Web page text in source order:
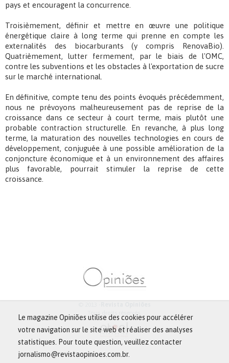
pays et encouragent la concurrence.
Troisièmement, définir et mettre en œuvre une politique
énergétique claire à long terme qui prenne en compte les
externalités des biocarburants (y compris RenovaBio).
Quatrièmement, lutter fermement, par le biais de l'OMC,
contre les subventions et les obstacles à l'exportation de sucre
sur le marché international.
En définitive, compte tenu des points évoqués précédemment,
nous ne prévoyons malheureusement pas de reprise de la
croissance dans ce secteur à court terme, mais plutôt une
probable contraction structurelle. En revanche, à plus long
terme, la maturation des nouvelles technologies en cours de
développement, conjuguée à une possible amélioration de la
conjoncture économique et à un environnement des affaires
plus favorable, pourrait stimuler la reprise de cette
croissance.
Tous droits réservés.
Le magazine Opiniões utilise des cookies pour accélérer
votre navigation sur le site web et réaliser des analyses
statistiques. Pour toute question, veuillez contacter
jornalismo@revistaopinioes.com.br.